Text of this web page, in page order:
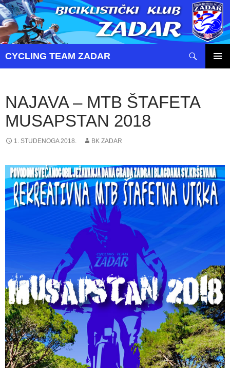
CYCLING TEAM ZADAR
NAJAVA – MTB ŠTAFETA
MUSAPSTAN 2018
1. STUDENOGA 2018. BK ZADAR